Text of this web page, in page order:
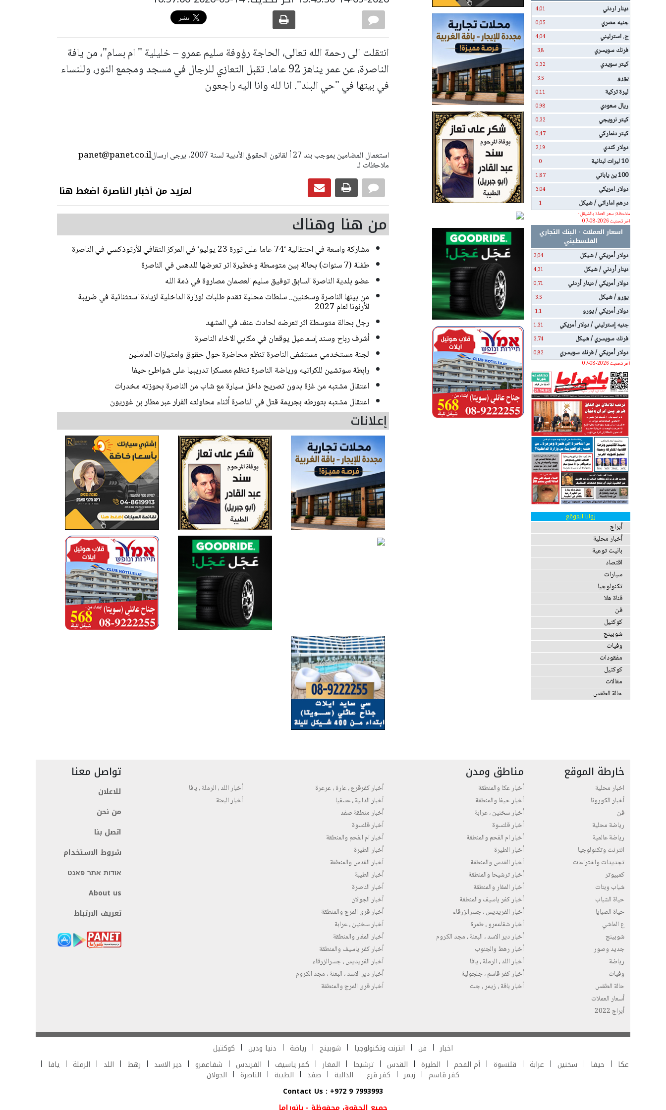
دينار اردني
4.01
جنيه مصري 0.05
ج. استرليني 4.04
فرنك سويسري 3.8
كيتر سويدي 0.32
يورو 3.5
ليرة تركية 0.11
ريال سعودي 0.98
كيتر نرويجي 0.32
كيتر دنماركي 0.47
دولار كندي 2.19
10 ليرات لبنانية 0
100 ين ياباني 1.87
دولار امريكي 3.04
درهم اماراتي / شيكل
1
ملاحظة: سعر العملة بالشيقل -
اخر تحديث 2026-08-07
اسعار العملات - البنك التجاري
الفلسطيني
دولار أمريكي / شيكل
3.04
دينار أردني / شيكل 4.31
دولار أمريكي / دينار أردني 0.71
يورو / شيكل 3.5
دولار أمريكي / يورو 1.1
جنيه إسترليني / دولار أمريكي 1.31
فرنك سويسري / شيكل 3.74
دولار أمريكي / فرنك سويسري
0.82
اخر تحديث 2026-08-07
زوايا الموقع
أبراج
أخبار محلية
بانيت توعية
اقتصاد
سيارات
تكنولوجيا
قناة هلا
فن
كوكتيل
شوبينج
وفيات
مفقودات
كوكتيل
مقالات
حالة الطقس
انتقلت الى رحمة الله تعالى، الحاجة رؤوفة سليم عمرو – خليلية " ام بسام"، من يافة
الناصرة، عن عمر يناهز 92 عاما. تقبل التعازي للرجال في مسجد ومجمع النور، وللنساء
في بيتها في "حي البلد". انا لله وانا اليه راجعون
panet@panet.co.ilاستعمال المضامين بموجب بند 27 أ لقانون الحقوق الأدبية لسنة 2007، يرجى ارسال
ملاحظات لـ
لمزيد من أخبار الناصرة اضغط هنا
من هنا وهناك
مشاركة واسعة في احتفالية ‘74 عاما على ثورة 23 يوليو‘ في المركز الثقافي الأرثوذكسي في الناصرة
طفلة (7 سنوات) بحالة بين متوسطة وخطيرة اثر تعرضها للدهس في الناصرة
عضو بلدية الناصرة السابق توفيق سليم العصمان مصاروة في ذمة الله
من بينها الناصرة وسخنين.. سلطات محلية تقدم طلبات لوزارة الداخلية لزيادة استثنائية في ضريبة
الأرنونا لعام 2027
رجل بحالة متوسطة اثر تعرضه لحادث عنف في المشهد
أشرف رباح وسند إسماعيل يوقعان في مكابي الاخاء الناصرة
لجنة مستخدمي مستشفى الناصرة تنظم محاضرة حول حقوق وامتيازات العاملين
رابطة سوتشين للكراتيه ورياضة الناصرة تنظم معسكرا تدريبيا على شواطئ حيفا
اعتقال مشتبه من غزة بدون تصريح داخل سيارة مع شاب من الناصرة بحوزته مخدرات
اعتقال مشتبه بتورطه بجريمة قتل في الناصرة أثناء محاولته الفرار عبر مطار بن غوريون
إعلانات
خارطة الموقع
اخبار محلية
أخبار الكورونا
فن
رياضة محلية
رياضة عالمية
انترنت وتكنولوجيا
تجديدات واختراعات
كمبيوتر
شباب وبنات
حياة الشباب
حياة الصبايا
ع الماشي
شوبينج
جديد وصور
رياضة
وفيات
حالة الطقس
أسعار العملات
أبراج 2022
مناطق ومدن
أخبار عكا والمنطقة
أخبار حيفا والمنطقة
أخبار سخنين ، عرابة
أخبار قلنسوة
أخبار ام الفحم والمنطقة
أخبار الطيرة
أخبار القدس والمنطقة
أخبار ترشيحا والمنطقة
أخبار المغار والمنطقة
أخبار كفر ياسيف والمنطقة
أخبار الفريديس ، جسرالزرقاء
أخبار شفاعمرو ، طمرة
أخبار دير الاسد ، البعنة ، مجد الكروم
أخبار رهط والجنوب
أخبار اللد ، الرملة ، يافا
أخبار كفر قاسم ، جلجولية
أخبار باقة ، زيمر ، جت
أخبار كفرقرع ، عارة ، عرعرة
أخبار الدالية ، عسفيا
أخبار منطقة صفد
أخبار قلنسوة
أخبار ام الفحم والمنطقة
أخبار الطيرة
أخبار القدس والمنطقة
أخبار الطيبة
أخبار الناصرة
أخبار الجولان
أخبار قرى المرج والمنطقة
أخبار سخنين ، عرابة
أخبار المغار والمنطقة
أخبار كفر ياسيف والمنطقة
أخبار الفريديس ، جسرالزرقاء
أخبار دير الاسد ، البعنة ، مجد الكروم
أخبار قرى المرج والمنطقة
أخبار اللد ، الرملة ، يافا
أخبار البعنة
تواصل معنا
للاعلان
من نحن
اتصل بنا
شروط الاستخدام
אודות אתר פאנט
About us
تعريف الارتباط
اخبار فن انترنت وتكنولوجيا شوبينج رياضة دنيا ودين
كوكتيل
عكا
حيفا سخنين عرابة قلنسوة أم الفحم الطيرة القدس ترشيحا المغار كفر ياسيف الفريدس شفاعمرو دير الاسد رهط اللد الرملة يافا
كفر قاسم زيمر كفر قرع الدالية صفد الطيبة الناصرة
الجولان
Contact Us : +972 9 7993993